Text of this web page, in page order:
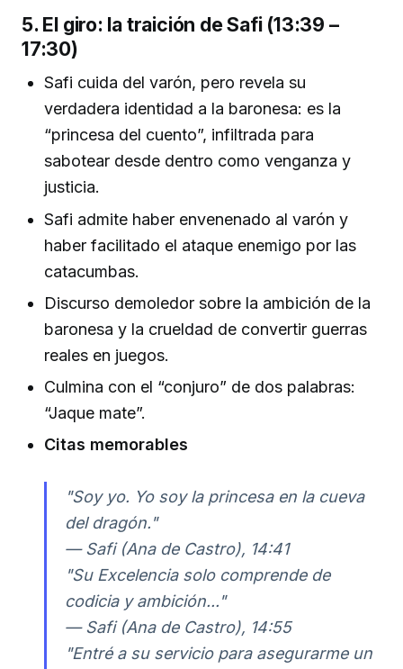
5. El giro: la traición de Safi (13:39 –
17:30)
Safi cuida del varón, pero revela su
verdadera identidad a la baronesa: es la
“princesa del cuento”, infiltrada para
sabotear desde dentro como venganza y
justicia.
Safi admite haber envenenado al varón y
haber facilitado el ataque enemigo por las
catacumbas.
Discurso demoledor sobre la ambición de la
baronesa y la crueldad de convertir guerras
reales en juegos.
Culmina con el “conjuro” de dos palabras:
“Jaque mate”.
Citas memorables
"Soy yo. Yo soy la princesa en la cueva
del dragón."
— Safi (Ana de Castro), 14:41
"Su Excelencia solo comprende de
codicia y ambición..."
— Safi (Ana de Castro), 14:55
"Entré a su servicio para asegurarme un